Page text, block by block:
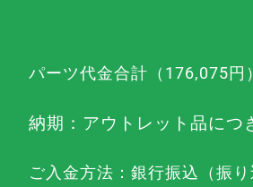
パーツ代金合計（176,075円
納期：アウトレット品につ
ご入金方法： 銀行振込（振